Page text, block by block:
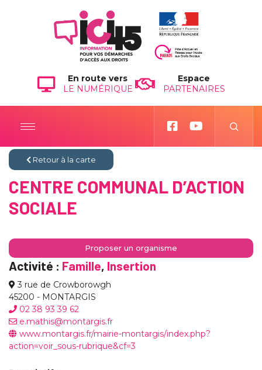
En route vers
LE NUMÉRIQUE
Espace
PARTENAIRES
Retour à la carte
CENTRE COMMUNAL D’ACTION
SOCIALE
Proposer un organisme
Activité : Famille, Insertion
3 rue de Crowborowgh
45200 - MONTARGIS
02 38 93 39 62
e.mathis@montargis.fr
www.montargis.fr/mairie-montargis/index.php?
action=voir_sous-rubrique&cf=3